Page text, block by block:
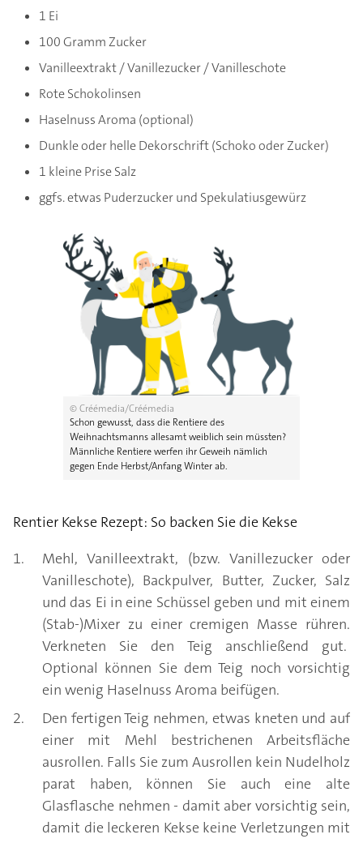
1 Ei
100 Gramm Zucker
Vanilleextrakt / Vanillezucker / Vanilleschote
Rote Schokolinsen
Haselnuss Aroma (optional)
Dunkle oder helle Dekorschrift (Schoko oder Zucker)
1 kleine Prise Salz
ggfs. etwas Puderzucker und Spekulatiusgewürz
© Créémedia/Créémedia
Schon gewusst, dass die Rentiere des
Weihnachtsmanns allesamt weiblich sein müssten?
Männliche Rentiere werfen ihr Geweih nämlich
gegen Ende Herbst/Anfang Winter ab.
Rentier Kekse Rezept: So backen Sie die Kekse
Mehl, Vanilleextrakt, (bzw. Vanillezucker oder
Vanilleschote), Backpulver, Butter, Zucker, Salz
und das Ei in eine Schüssel geben und mit einem
(Stab-)Mixer zu einer cremigen Masse rühren.
Verkneten Sie den Teig anschließend gut.
Optional können Sie dem Teig noch vorsichtig
ein wenig Haselnuss Aroma beifügen.
Den fertigen Teig nehmen, etwas kneten und auf
einer mit Mehl bestrichenen Arbeitsfläche
ausrollen. Falls Sie zum Ausrollen kein Nudelholz
parat haben, können Sie auch eine alte
Glasflasche nehmen - damit aber vorsichtig sein,
damit die leckeren Kekse keine Verletzungen mit